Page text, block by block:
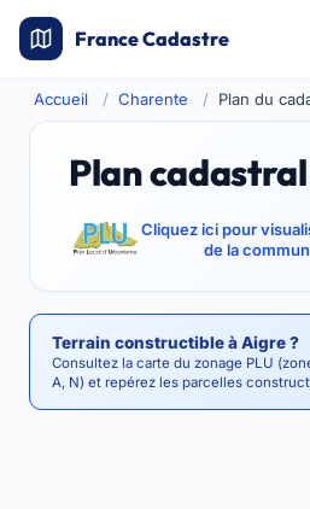
France Cadastre
Accueil Charente Plan du
Plan
Cliquez ici pour
de la
Terrain constructible à Aigre ?
Consultez la carte du zonage PLU
A, N) et repérez les parcelles